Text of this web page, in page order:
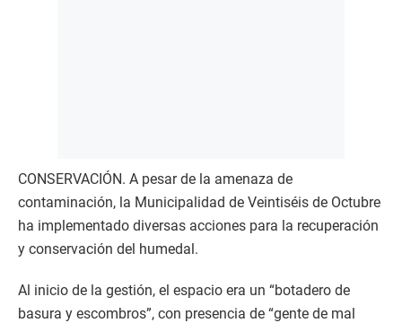
CONSERVACIÓN. A pesar de la amenaza de
contaminación, la Municipalidad de Veintiséis de Octubre
ha implementado diversas acciones para la recuperación
y conservación del humedal.
Al inicio de la gestión, el espacio era un “botadero de
basura y escombros”, con presencia de “gente de mal